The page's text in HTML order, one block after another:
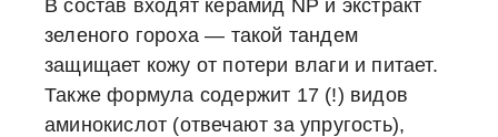
В состав входят керамид NP и экстракт
зеленого гороха — такой тандем
защищает кожу от потери влаги и питает.
Также формула содержит 17 (!) видов
аминокислот (отвечают за упругость),